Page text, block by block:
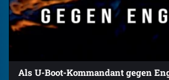
Als U-Boot-Kommandant gegen